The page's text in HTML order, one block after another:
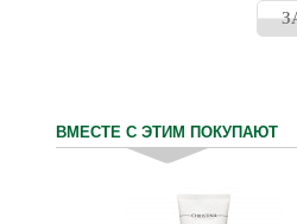
ВМЕСТЕ С ЭТИМ ПОКУПАЮТ